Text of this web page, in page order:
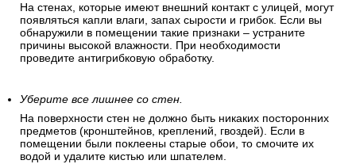
На стенах, которые имеют внешний контакт с улицей, могут
появляться капли влаги, запах сырости и грибок. Если вы
обнаружили в помещении такие признаки – устраните
причины высокой влажности. При необходимости
проведите антигрибковую обработку.
Уберите все лишнее со стен.
На поверхности стен не должно быть никаких посторонних
предметов (кронштейнов, креплений, гвоздей). Если в
помещении были поклеены старые обои, то смочите их
водой и удалите кистью или шпателем.